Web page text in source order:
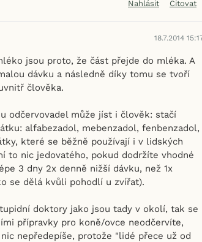
Nahlásit Citovat
18.7.2014
jsou proto, že část přejde do mléka. A
dávku a následně díky tomu se tvoří
člověka.
odčervovadel může jíst i člověk: stačí
alfabezadol, mebenzadol, fenbenzadol,
které se běžně používají i v lidských
to nic jedovatého, pokud dodržíte vhodné
3 dny 2x denně nižší dávku, než 1x
se dělá kvůli pohodlí u zvířat).
doktory jako jsou tady v okolí, tak se
přípravky pro koně/ovce neodčervíte,
nepředepíše, protože "lidé přece už od